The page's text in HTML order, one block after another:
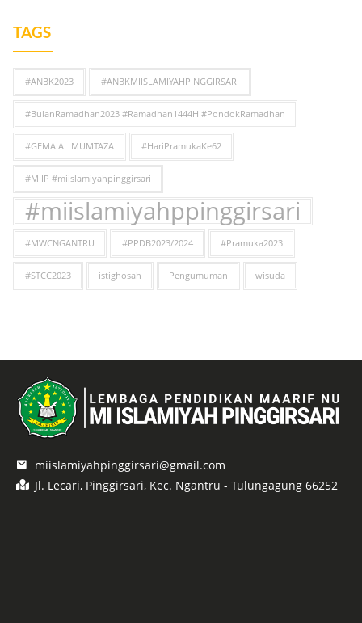
TAGS
#ANBK2023 #ANBKMIISLAMIYAHPINGGIRSARI
#BulanRamadhan2023 #Ramadhan1444H #PondokRamadhan
#GEMA AL MUMTAZA #HariPramukaKe62
#MIIP #miislamiyahpinggirsari
#miislamiyahppinggirsari
#MWCNGANTRU #PPDB2023/2024 #Pramuka2023
#STCC2023 istighosah Pengumuman wisuda
miislamiyahpinggirsari@gmail.com
Jl. Lecari, Pinggirsari, Kec. Ngantru - Tulungagung 66252